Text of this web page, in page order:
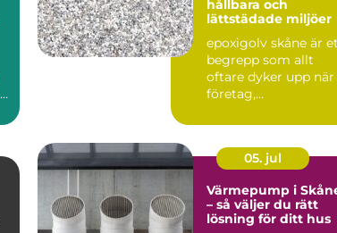
hållbara och
lättstädade miljöer
epoxigolv skåne är
begrepp som allt
oftare dyker upp när
företag,
privatpers...
05. jul
Värmepump i
– så väljer du rätt
lösning för ditt hus